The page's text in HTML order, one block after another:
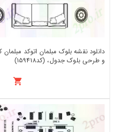
دانلود نقشه بلوک مبلمان اتوکد
و طرحی بلوک جدول، (کد159418)